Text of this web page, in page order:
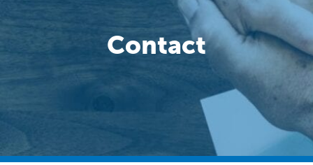
Contact